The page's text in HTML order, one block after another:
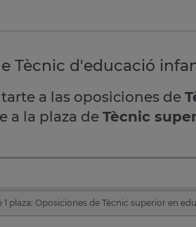
Tècnic d'educació
a las oposiciones de
a la plaza de Tècnic
plaza: Oposiciones de Tècnic superior en